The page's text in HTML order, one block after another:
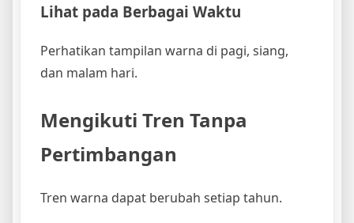
Lihat pada Berbagai Waktu
Perhatikan tampilan warna di pagi, siang,
dan malam hari.
Mengikuti Tren Tanpa
Pertimbangan
Tren warna dapat berubah setiap tahun.